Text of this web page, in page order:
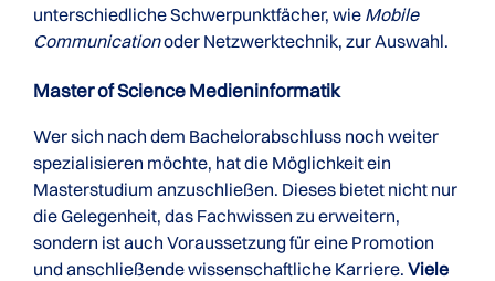
unterschiedliche Schwerpunktfächer, wie Mobile
Communicationoder Netzwerktechnik, zur Auswahl.
Master of Science Medieninformatik
Wer sich nach dem Bachelorabschluss noch weiter
spezialisieren möchte, hat die Möglichkeit ein
Masterstudium anzuschließen. Dieses bietet nicht nur
die Gelegenheit, das Fachwissen zu erweitern,
sondern ist auch Voraussetzung für eine Promotion
und anschließende wissenschaftliche Karriere. Viele